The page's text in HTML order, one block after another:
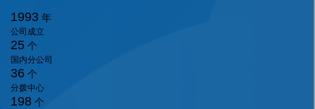
1993 年
公司成立
25 个
国内分公司
36 个
分拨中心
198 个